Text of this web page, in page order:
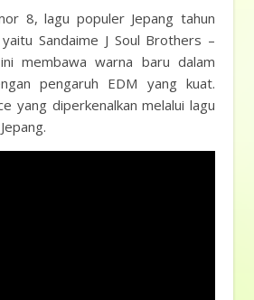
8, lagu populer Jepang tahun
Sandaime J Soul Brothers –
ini membawa warna baru dalam
pengaruh EDM yang kuat.
yang diperkenalkan melalui lagu